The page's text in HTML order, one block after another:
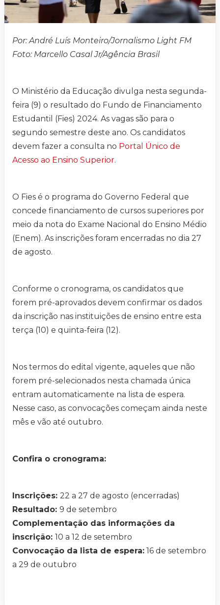
Por: André Luís Monteiro/Jornalismo Light FM
Foto: Marcello Casal Jr/Agência Brasil
O Ministério da Educação divulga nesta segunda-
feira (9) o resultado do Fundo de Financiamento
Estudantil (Fies) 2024. As vagas são para o
segundo semestre deste ano. Os candidatos
devem fazer a consulta no Portal Único de
Acesso ao Ensino Superior.
O Fies é o programa do Governo Federal que
concede financiamento de cursos superiores por
meio da nota do Exame Nacional do Ensino Médio
(Enem). As inscrições foram encerradas no dia 27
de agosto.
Conforme o cronograma, os candidatos que
forem pré-aprovados devem confirmar os dados
da inscrição nas instituições de ensino entre esta
terça (10) e quinta-feira (12).
Nos termos do edital vigente, aqueles que não
forem pré-selecionados nesta chamada única
entram automaticamente na lista de espera.
Nesse caso, as convocações começam ainda neste
mês e vão até outubro.
Confira o cronograma:
Inscrições: 22 a 27 de agosto (encerradas)
Resultado: 9 de setembro
Complementação das informações da
inscrição: 10 a 12 de setembro
Convocação da lista de espera: 16 de setembro
a 29 de outubro